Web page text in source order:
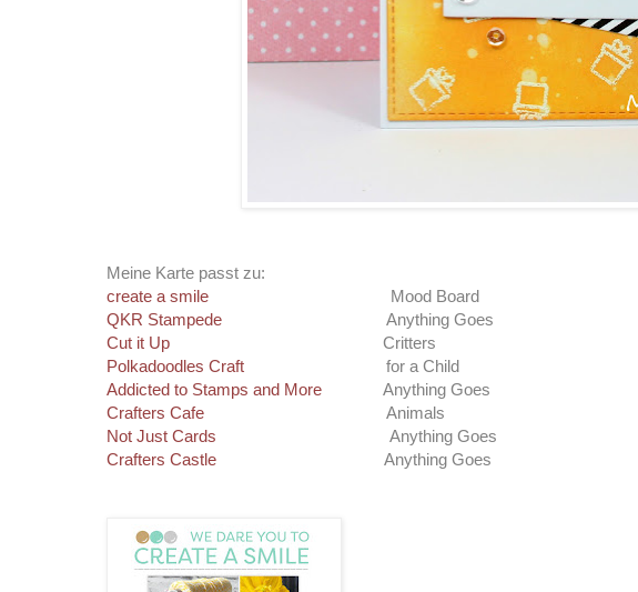
Meine Karte passt zu:
create a smile Mood Board
QKR Stampede Anything Goes
Cut it Up Critters
Polkadoodles Craft for a Child
Addicted to Stamps and More Anything Goes
Crafters Cafe Animals
Not Just Cards Anything Goes
Crafters Castle Anything Goes